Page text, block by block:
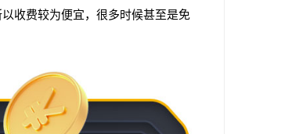
收费较为便宜，很多时候甚至是免